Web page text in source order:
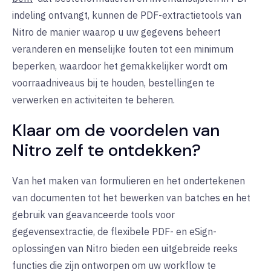
indeling ontvangt, kunnen de PDF-extractietools van
Nitro de manier waarop u uw gegevens beheert
veranderen en menselijke fouten tot een minimum
beperken, waardoor het gemakkelijker wordt om
voorraadniveaus bij te houden, bestellingen te
verwerken en activiteiten te beheren.
Klaar om de voordelen van
Nitro zelf te ontdekken?
Van het maken van formulieren en het ondertekenen
van documenten tot het bewerken van batches en het
gebruik van geavanceerde tools voor
gegevensextractie, de flexibele PDF- en eSign-
oplossingen van Nitro bieden een uitgebreide reeks
functies die zijn ontworpen om uw workflow te